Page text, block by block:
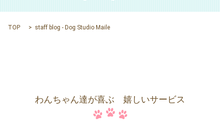
TOP staff blog - Dog Studio Maile
わんちゃん達が喜ぶ 嬉しいサービス